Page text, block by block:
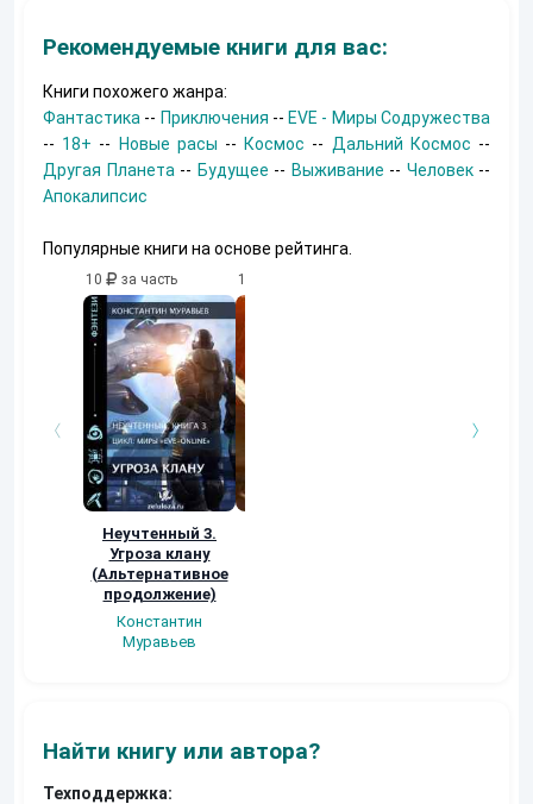
Рекомендуемые книги для вас:
Книги похожего жанра:
Фантастика -- Приключения -- EVE - Миры Содружества
-- 18+ -- Новые расы -- Космос -- Дальний Космос --
Другая Планета -- Будущее -- Выживание -- Человек--
Апокалипсис
Популярные книги на основе рейтинга.
10 за часть
Неучтенный 3.
Угроза клану
(Альтернативное
продолжение)
Константин
Муравьев
10
Найти книгу или автора?
Техподдержка: